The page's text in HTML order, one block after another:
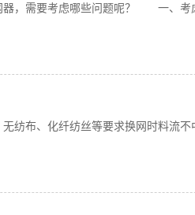
，需要考虑哪些问题呢？ 一、考
布、化纤纺丝等要求换网时料流不